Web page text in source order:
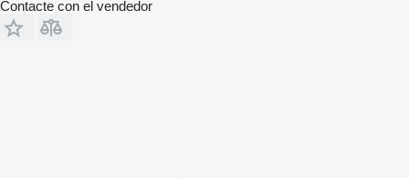
Contacte con el vendedor